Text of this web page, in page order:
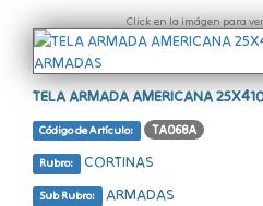
Click en la imágen para
TELA ARMADA AMERICANA
Código de Artículo: TA068A
Rubro: CORTINAS
Sub Rubro: ARMADAS